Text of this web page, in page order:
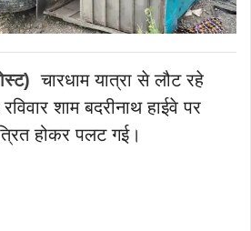
चारधाम यात्रा से लौट रहे
शाम बदरीनाथ हाईवे पर
होकर पलट गई।